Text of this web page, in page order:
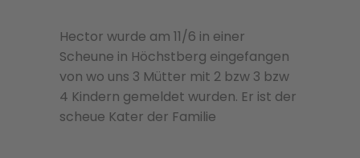
Hector wurde am 11/6 in einer
Scheune in Höchstberg eingefangen
von wo uns 3 Mütter mit 2 bzw 3 bzw
4 Kindern gemeldet wurden. Er ist der
scheue Kater der Familie